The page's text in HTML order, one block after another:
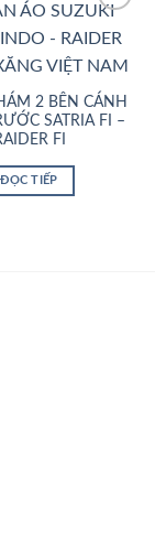
Wishlist
2 BÊN CÁNH
SATRIA FI –
FI
ĐỌC TIẾP